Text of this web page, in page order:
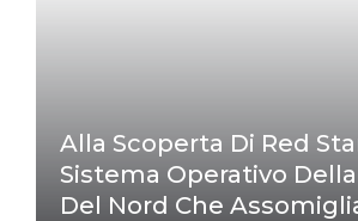
Alla Scoperta Di Red
Sistema Operativo Della
Del Nord Che